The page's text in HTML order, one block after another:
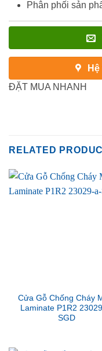
Phân phối sản
ĐẶT MUA NHANH
RELATED
Cửa Gỗ Chống Cháy
Laminate P1R2
SGD